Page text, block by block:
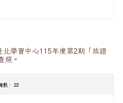
北學習中心115年度第2期「族語
照。
數： 22